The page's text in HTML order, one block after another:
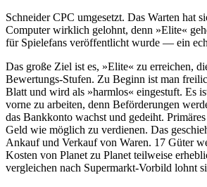
Schneider CPC umgesetzt. Das Warten hat
Computer wirklich gelohnt, denn »Elite«
für Spielefans veröffentlicht wurde — ein
Das große Ziel ist es, »Elite« zu erreichen,
Bewertungs-Stufen. Zu Beginn ist man
Blatt und wird als »harmlos« eingestuft. Es
vorne zu arbeiten, denn Beförderungen
das Bankkonto wachst und gedeiht.
Geld wie möglich zu verdienen. Das
Ankauf und Verkauf von Waren. 17 Güter
Kosten von Planet zu Planet teilweise
vergleichen nach Supermarkt-Vorbild lohnt